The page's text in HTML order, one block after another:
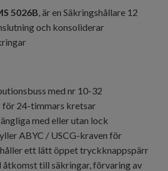
5026B , är en Säkringshållare 12
och konsoliderar
med nr 10-32
för 24-timmars kretsar
med eller utan lock
ABYC / USCG-kraven för
ett lätt öppet tryckknappspärr
åtkomst till säkringar, förvaring av